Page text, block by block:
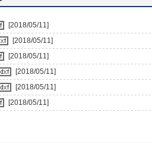
[2018/05/11]
[2018/05/11]
[2018/05/11]
[2018/05/11]
[2018/05/11]
[2018/05/11]